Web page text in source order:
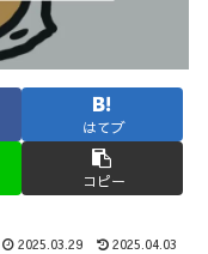
はてブ
コピー
2025.03.29 2025.04.03